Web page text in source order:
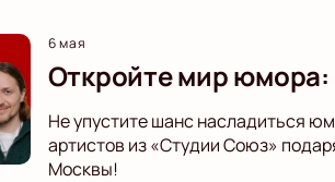
6 мая
Откройте мир
Не упустите шанс насладиться
артистов из «Студии Союз»
Москвы!